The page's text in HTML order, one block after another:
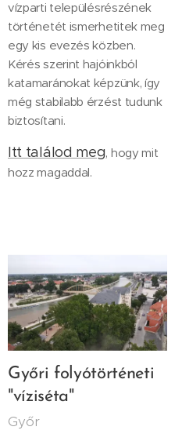
vízparti településrészének
történetét ismerhetitek meg
egy kis evezés közben.
Kérés szerint hajóinkból
katamaránokat képzünk, így
még stabilabb érzést tudunk
biztosítani.
Itt találod meg, hogy mit
hozz magaddal.
Győri folyótörténeti
"víziséta"
Győr